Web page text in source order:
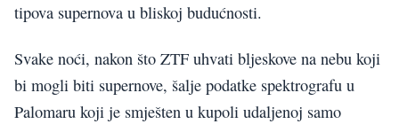
tipova supernova u bliskoj budućnosti.
Svake noći, nakon što ZTF uhvati bljeskove na nebu koji
bi mogli biti supernove, šalje podatke spektrografu u
Palomaru koji je smješten u kupoli udaljenoj samo